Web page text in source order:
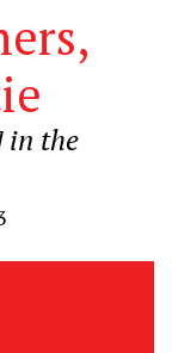
in the